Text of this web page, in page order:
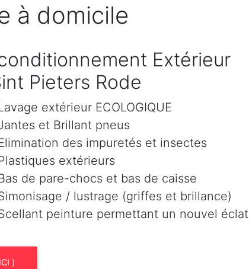
à domicile
Extérieur
Pieters Rode
extérieur ECOLOGIQUE
et Brillant pneus
des impuretés et insectes
extérieurs
de pare-chocs et bas de caisse
/ lustrage (griffes et brillance)
peinture permettant un nouvel éclat
)